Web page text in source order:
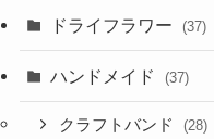
ドライフラワー (37)
ハンドメイド (37)
クラフトバンド (28)